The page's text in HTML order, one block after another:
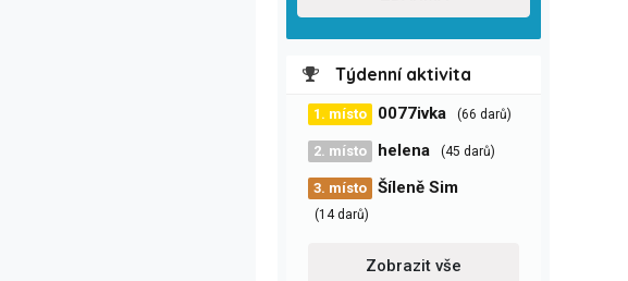
Týdenní aktivita
1. místo 0077ivka (66 darů)
2. místo helena (45 darů)
3. místo Šíleně Sim
(14 darů)
Zobrazit vše